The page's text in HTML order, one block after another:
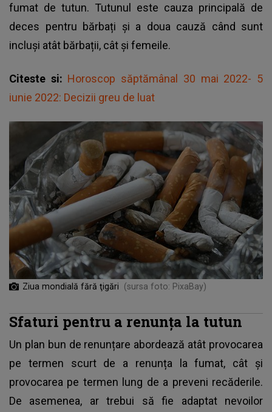
fumat de tutun. Tutunul este cauza principală de
deces pentru bărbați și a doua cauză când sunt
incluși atât bărbații, cât și femeile.
Citeste si: Horoscop săptămânal 30 mai 2022- 5
iunie 2022: Decizii greu de luat
Ziua mondială fără ţigări (sursa foto: PixaBay)
Sfaturi pentru a renunţa la tutun
Un plan bun de renunțare abordează atât provocarea
pe termen scurt de a renunța la fumat, cât și
provocarea pe termen lung de a preveni recăderile.
De asemenea, ar trebui să fie adaptat nevoilor